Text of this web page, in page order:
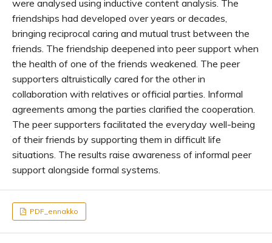
were analysed using inductive content analysis. The
friendships had developed over years or decades,
bringing reciprocal caring and mutual trust between the
friends. The friendship deepened into peer support when
the health of one of the friends weakened. The peer
supporters altruistically cared for the other in
collaboration with relatives or official parties. Informal
agreements among the parties clarified the cooperation.
The peer supporters facilitated the everyday well-being
of their friends by supporting them in difficult life
situations. The results raise awareness of informal peer
support alongside formal systems.
PDF_ennakko